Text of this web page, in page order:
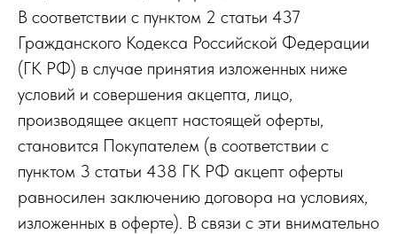
В соответствии с пунктом 2 статьи 437
Гражданского Кодекса Российской Федерации
(ГК РФ) в случае принятия изложенных ниже
условий и совершения акцепта, лицо,
производящее акцепт настоящей оферты,
становится Покупателем (в соответствии с
пунктом 3 статьи 438 ГК РФ акцепт оферты
равносилен заключению договора на условиях,
изложенных в оферте). В связи с эти внимательно